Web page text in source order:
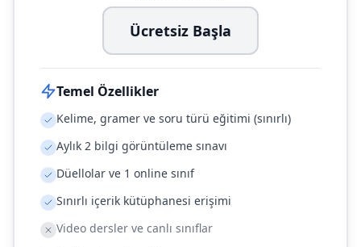
Ücretsiz Başla
Temel Özellikler
Kelime, gramer ve soru türü eğitimi (sınırlı)
Aylık 2 bilgi görüntüleme sınavı
Düellolar ve 1 online sınıf
Sınırlı içerik kütüphanesi erişimi
Video dersler ve canlı sınıflar